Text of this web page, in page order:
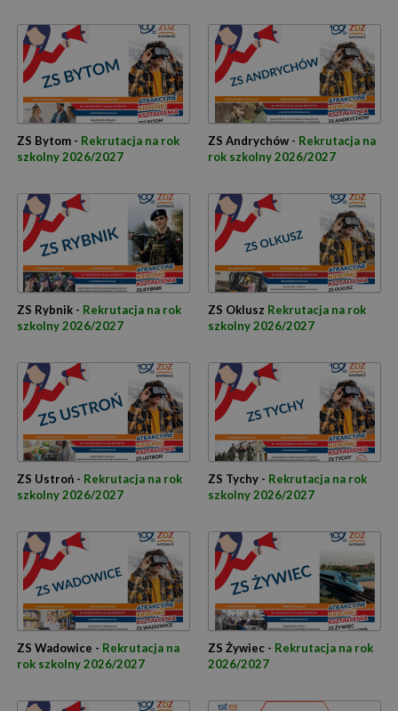
ZS Bytom - Rekrutacja na rok
szkolny 2026/2027
ZS Andrychów - Rekrutacja na
rok szkolny 2026/2027
ZS Rybnik - Rekrutacja na rok
szkolny 2026/2027
ZS Oklusz Rekrutacja na rok
szkolny 2026/2027
ZS Ustroń - Rekrutacja na rok
szkolny 2026/2027
ZS Tychy - Rekrutacja na rok
szkolny 2026/2027
ZS Wadowice - Rekrutacja na
rok szkolny 2026/2027
ZS Żywiec - Rekrutacja na rok
2026/2027